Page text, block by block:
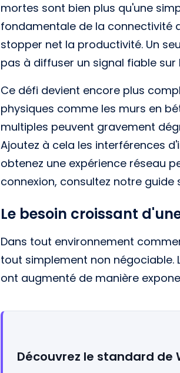
mortes sont bien plus qu'une
fondamentale de la connectivité
stopper net la productivité. Un
pas à diffuser un signal fiable
Ce défi devient encore plus
physiques comme les murs en
multiples peuvent gravement
Ajoutez à cela les interférences
obtenez une expérience réseau
connexion, consultez notre
Le besoin croissant
Dans tout environnement
tout simplement non négociable.
ont augmenté de manière
Découvrez le standard de